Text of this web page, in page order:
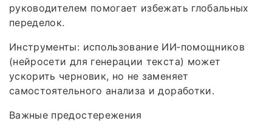
руководителем помогает избежать глобальных
переделок.
Инструменты: использование ИИ‑помощников
(нейросети для генерации текста) может
ускорить черновик, но не заменяет
самостоятельного анализа и доработки.
Важные предостережения